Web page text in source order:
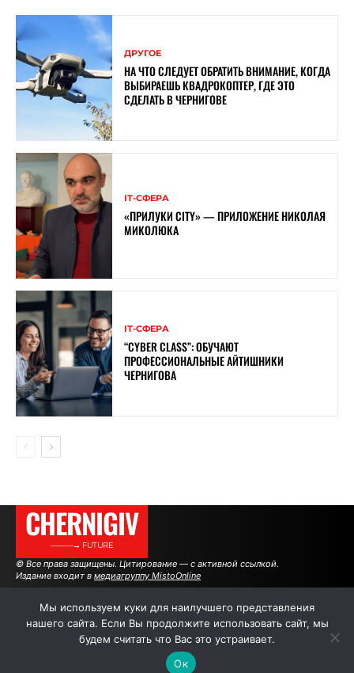
ДРУГОЕ
НА ЧТО СЛЕДУЕТ ОБРАТИТЬ ВНИМАНИЕ, КОГДА
ВЫБИРАЕШЬ КВАДРОКОПТЕР, ГДЕ ЭТО
СДЕЛАТЬ В ЧЕРНИГОВЕ
ІТ-СФЕРА
«ПРИЛУКИ CITY» — ПРИЛОЖЕНИЕ НИКОЛАЯ
МИКОЛЮКА
ІТ-СФЕРА
“CYBER ​​CLASS”: ОБУЧАЮТ
ПРОФЕССИОНАЛЬНЫЕ АЙТИШНИКИ
ЧЕРНИГОВА
CHERNIGIV
———→ FUTURE
© Все права защищены. Цитирование — с активной ссылкой.
Издание входит в медиагруппу MistoOnline
АВТОРЫ РЕКЛАМА НА САЙТЕ
Мы используем куки для наилучшего представления
нашего сайта. Если Вы продолжите использовать сайт, мы
будем считать что Вас это устраивает.
Ок